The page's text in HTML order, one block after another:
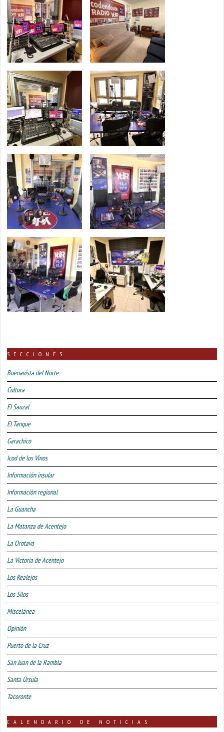
SECCIONES
Buenavista del Norte
Cultura
El Sauzal
El Tanque
Garachico
Icod de los Vinos
Información insular
Información regional
La Guancha
La Matanza de Acentejo
La Orotava
La Victoria de Acentejo
Los Realejos
Los Silos
Miscelánea
Opinión
Puerto de la Cruz
San Juan de la Rambla
Santa Úrsula
Tacoronte
CALENDARIO DE NOTICIAS